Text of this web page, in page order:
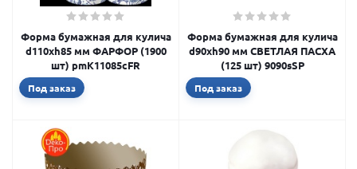
Форма бумажная для кулича
d110xh85 мм ФАРФОР (1900
шт) pmK11085cFR
Под заказ
Форма бумажная для кулича
d90xh90 мм СВЕТЛАЯ ПАСХА
(125 шт) 9090sSP
Под заказ